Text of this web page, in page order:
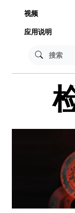
视频
应用说明